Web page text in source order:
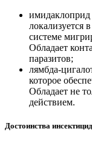
имидаклоприд
локализуется
системе
Обладает
паразитов;
лямбда-
которое
Обладает не
действием.
Достоинства